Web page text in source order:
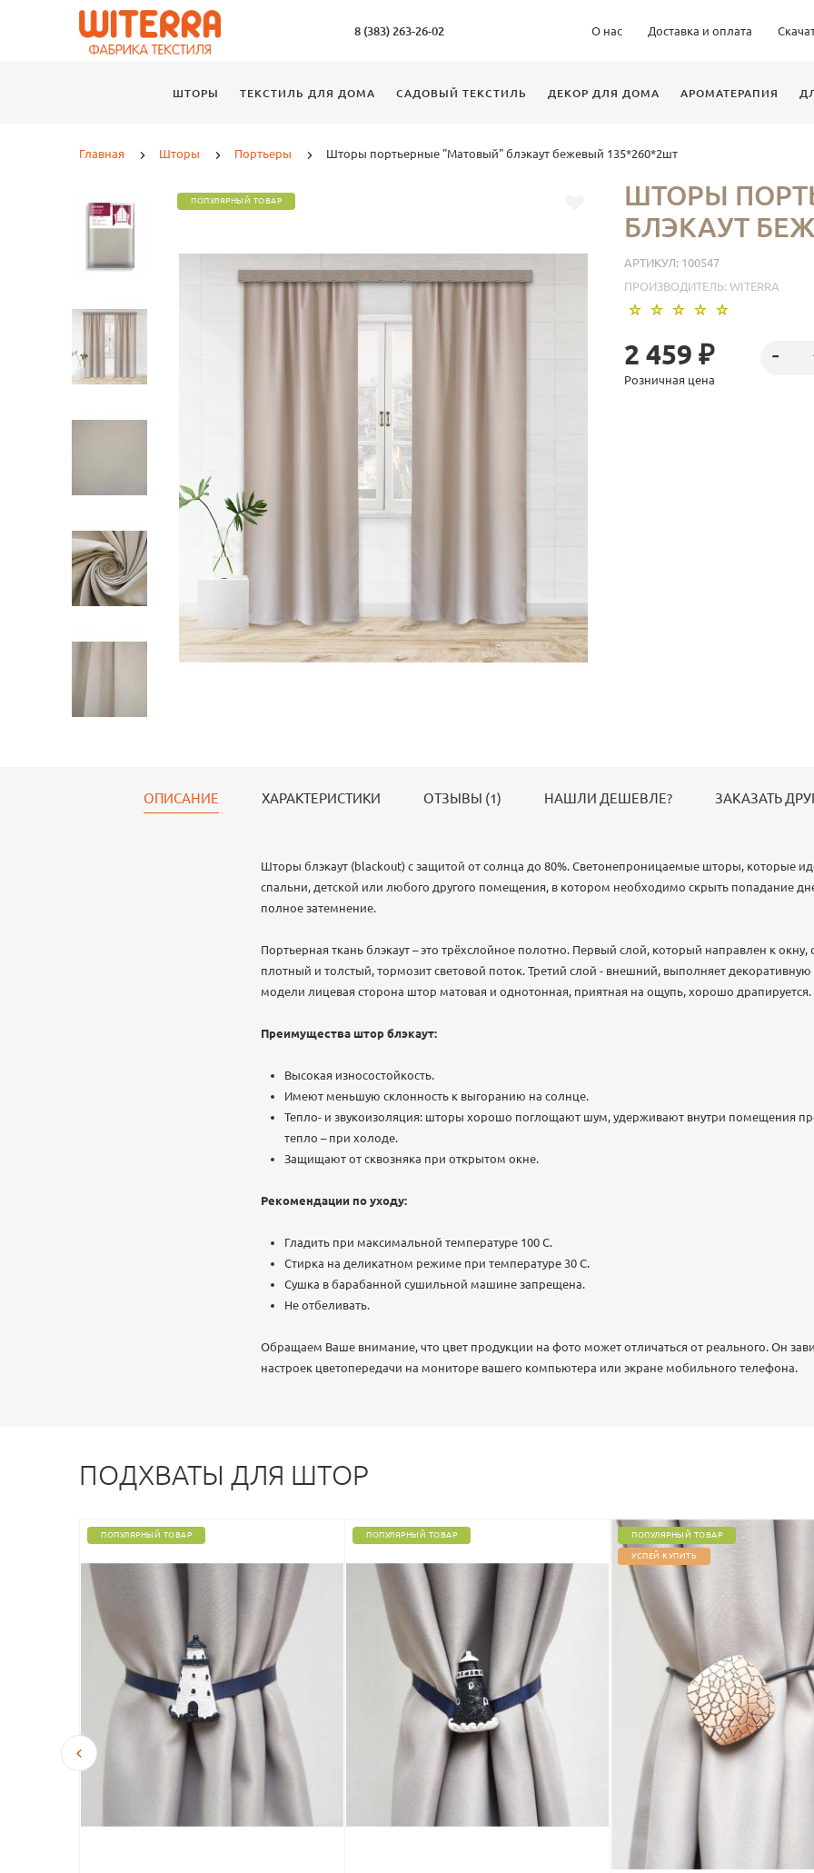
8 (383) 263-26-02 О нас Доставка и оплата
ШТОРЫ ТЕКСТИЛЬ ДЛЯ ДОМА САДОВЫЙ ТЕКСТИЛЬ ДЕКОР ДЛЯ ДОМА АРОМАТЕРАПИЯ
Главная Шторы Портьеры Шторы портьерные "Матовый" блэкаут бежевый 135*260*2шт
ПОПУЛЯРНЫЙ ТОВАР
ШТОРЫ
БЛЭКАУТ
АРТИКУЛ: 100547
ПРОИЗВОДИТЕЛЬ: WITERRA
2 459 ₽
Розничная цена
ОПИСАНИЕ ХАРАКТЕРИСТИКИ ОТЗЫВЫ (1) НАШЛИ ДЕШЕВЛЕ? ЗАКАЗАТЬ
Шторы блэкаут (blackout) с защитой от солнца до 80%. Светонепроницаемые шторы, которые
спальни, детской или любого другого помещения, в котором необходимо скрыть попадание
полное затемнение.
Портьерная ткань блэкаут – это трёхслойное полотно. Первый слой, который направлен к окну,
плотный и толстый, тормозит световой поток. Третий слой - внешний, выполняет
модели лицевая сторона штор матовая и однотонная, приятная на ощупь, хорошо драпируется.
Преимущества штор блэкаут:
Высокая износостойкость.
Имеют меньшую склонность к выгоранию на солнце.
Тепло- и звукоизоляция: шторы хорошо поглощают шум, удерживают внутри помещения
тепло – при холоде.
Защищают от сквозняка при открытом окне.
Рекомендации по уходу:
Гладить при максимальной температуре 100 C.
Стирка на деликатном режиме при температуре 30 С.
Сушка в барабанной сушильной машине запрещена.
Не отбеливать.
Обращаем Ваше внимание, что цвет продукции на фото может отличаться от реального. Он
настроек цветопередачи на мониторе вашего компьютера или экране мобильного телефона.
ПОДХВАТЫ ДЛЯ ШТОР
ПОПУЛЯРНЫЙ ТОВАР ПОПУЛЯРНЫЙ ТОВАР ПОПУЛЯРНЫЙ ТОВАР
УСПЕЙ КУПИТЬ